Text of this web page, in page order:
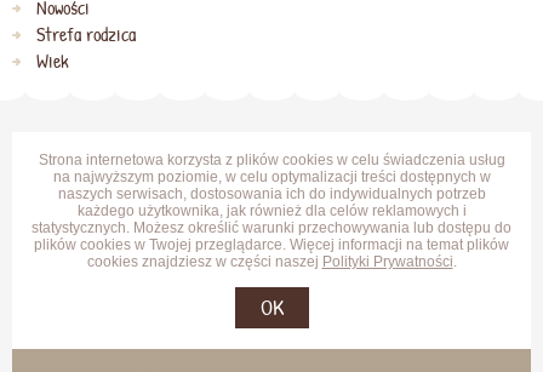
Nowości
Strefa rodzica
Wiek
Strona internetowa korzysta z plików cookies w celu świadczenia usług
na najwyższym poziomie, w celu optymalizacji treści dostępnych w
naszych serwisach, dostosowania ich do indywidualnych potrzeb
każdego użytkownika, jak również dla celów reklamowych i
statystycznych. Możesz określić warunki przechowywania lub dostępu do
plików cookies w Twojej przeglądarce. Więcej informacji na temat plików
cookies znajdziesz w części naszej Polityki Prywatności.
OK